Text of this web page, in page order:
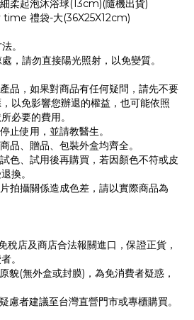
柔起泡沐浴球(13cm)(隨機出貨)
禮袋-大(36X25X12cm)
。
，請勿直接陽光照射，以免變質。
品，如果對商品有任何疑問，請先不要
以免影響您辦退的權益，也可能依照
必要的費用。
止使用，並請教醫生。
品、贈品、包裝外盒均齊全。
色、試用後再購買，若因顏色不符或皮
換。
拍攝關係造成色差，請以實際商品為
稅店及商店合法報關進口，保證正貨，
。
貌(無外盒或封膜)，為免消費者疑惑，
慮者建議至台灣直營門市或專櫃購買。